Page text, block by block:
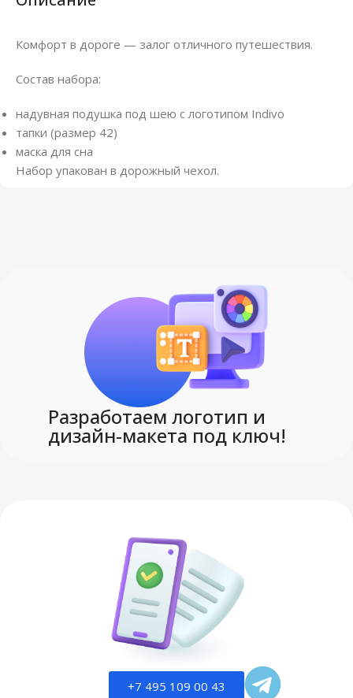
Комфорт в дороге — залог отличного путешествия.
Состав набора:
надувная подушка под шею с логотипом Indivo
тапки (размер 42)
маска для сна
Набор упакован в дорожный чехол.
Разработаем логотип и
дизайн-макета под ключ!
+7 495 109 00 43